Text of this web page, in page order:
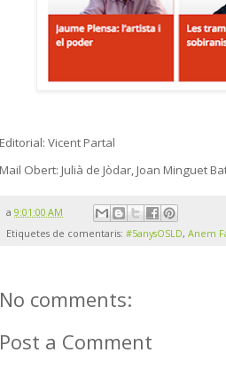
Editorial: Vicent Partal
Mail Obert: Julià de Jòdar, Joan Minguet
a 9:01:00 AM
Etiquetes de comentaris: #5anysOSLD, Anem
No comments:
Post a Comment